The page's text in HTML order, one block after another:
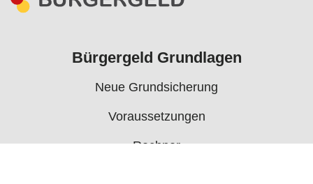
Bürgergeld Grundlagen
Neue Grundsicherung
Voraussetzungen
Rechner